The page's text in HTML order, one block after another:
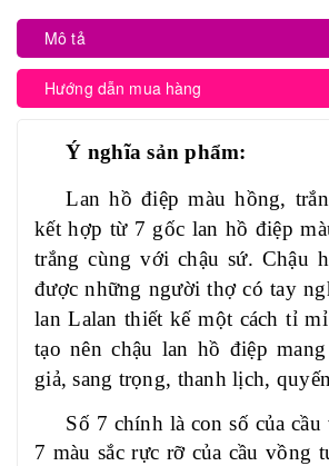
Mô tả
Hướng dẫn mua hàng
Ý nghĩa sản phẩm:
Lan hồ điệp màu hồng,
kết hợp từ 7 gốc lan hồ điệp
trắng cùng với chậu sứ. Chậu
được những người thợ có tay
lan Lalanthiết kế một cách tỉ
tạo nên chậu lan hồ điệp
giả, sang trọng, thanh lịch,
Số 7 chính là con số của
7 màu sắc rực rỡ của cầu vồng